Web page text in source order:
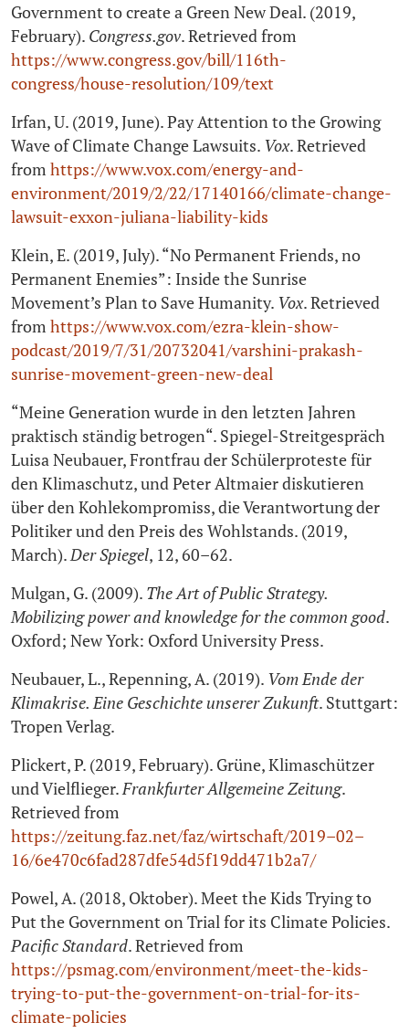
Government to create a Green New Deal. (2019,
February). Congress.gov. Retrieved from
https://www.congress.gov/bill/116th-
congress/house-resolution/109/text
Irfan, U. (2019, June). Pay Attention to the Growing
Wave of Climate Change Lawsuits. Vox. Retrieved
from https://www.vox.com/energy-and-
environment/2019/2/22/17140166/climate-change-
lawsuit-exxon-juliana-liability-kids
Klein, E. (2019, July). “No Permanent Friends, no
Permanent Enemies”: Inside the Sunrise
Movement’s Plan to Save Humanity. Vox. Retrieved
from https://www.vox.com/ezra-klein-show-
podcast/2019/7/31/20732041/varshini-prakash-
sunrise-movement-green-new-deal
“Meine Generation wurde in den letzten Jahren
praktisch ständig betrogen“. Spiegel-Streitgespräch
Luisa Neubauer, Frontfrau der Schülerproteste für
den Klimaschutz, und Peter Altmaier diskutieren
über den Kohlekompromiss, die Verantwortung der
Politiker und den Preis des Wohlstands. (2019,
March).Der Spiegel, 12, 60–62.
Mulgan, G. (2009). The Art of Public Strategy.
Mobilizing power and knowledge for the common good.
Oxford; New York: Oxford University Press.
Neubauer, L., Repenning, A. (2019). Vom Ende der
Klimakrise. Eine Geschichte unserer Zukunft. Stuttgart:
Tropen Verlag.
Plickert, P. (2019, February). Grüne, Klimaschützer
und Vielflieger.Frankfurter Allgemeine Zeitung.
Retrieved from
https://zeitung.faz.net/faz/wirtschaft/2019–02–
16/6e470c6fad287dfe54d5f19dd471b2a7/
Powel, A. (2018, Oktober). Meet the Kids Trying to
Put the Government on Trial for its Climate Policies.
Pacific Standard. Retrieved from
https://psmag.com/environment/meet-the-kids-
trying-to-put-the-government-on-trial-for-its-
climate-policies